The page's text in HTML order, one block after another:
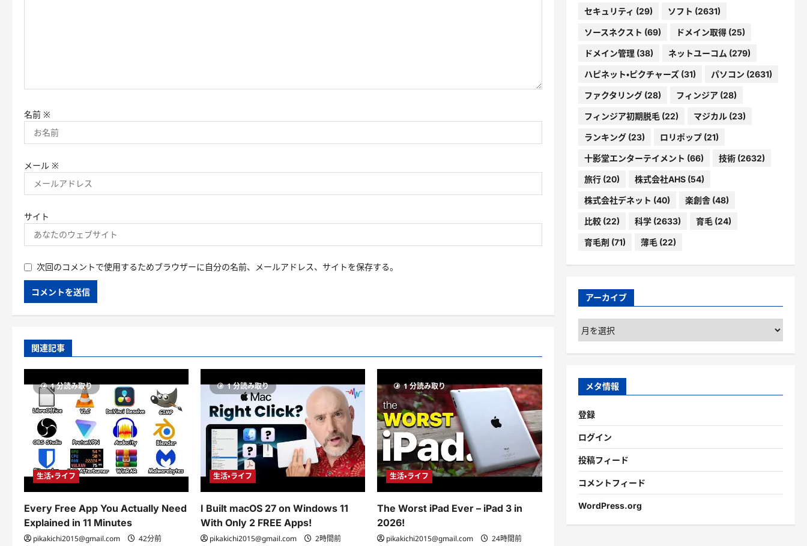
名前 ※
メール ※
サイト
次回のコメントで使用するためブラウザーに自分の名前、メールアドレス、サイトを保存する。
関連記事
1 分読み取り
生活・ライフ
Every Free App You Actually Need
Explained in 11 Minutes
pikakichi2015@gmail.com
42分前
1 分読み取り
生活・ライフ
I Built macOS 27 on Windows 11
With Only 2 FREE Apps!
pikakichi2015@gmail.com
2時間前
1 分読み取り
生活・ライフ
The Worst iPad Ever – iPad 3 in
2026!
pikakichi2015@gmail.com
24時間前
セキュリティ (29) ソフト (2631)
ソースネクスト (69) ドメイン取得(25)
ドメイン管理(38) ネットユーコム (279)
ハピネット・ピクチャーズ(31) パソコン (2631)
ファクタリング(28) フィンジア(28)
フィンジア初期脱毛(22) マジカル(23)
ランキング(23) ロリポップ(21)
十影堂エンターテイメント (66) 技術(2632)
旅行(20) 株式会社AHS(54)
株式会社デネット (40) 楽創舎(48)
比較(22) 科学(2633) 育毛(24)
育毛剤 (71) 薄毛(22)
アーカイブ
ア
ー
カ
ブ
メタ情報
登録
ログイン
投稿フィード
コメントフィード
WordPress.org